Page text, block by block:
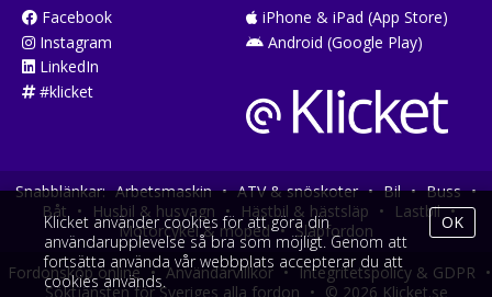
Facebook
Instagram
LinkedIn
#klicket
iPhone & iPad (App Store)
Android (Google Play)
Snabblänkar: Arbetsmaskin • ATV & snöskoter • Bil • Buss •
Båt • Husbil & husvagn • Hästbil & hästsläp • Lastbil •
Motorcykel & moped • Släpfordon
Fordonsköp online • Användarvillkor • Integritetspolicy & GDPR •
Söktjänsten för Sveriges alla fordon • © 2026 Klicket.se
Klicket använder cookies för att göra din
användarupplevelse så bra som möjligt. Genom att
fortsätta använda vår webbplats accepterar du att
cookies används.
OK